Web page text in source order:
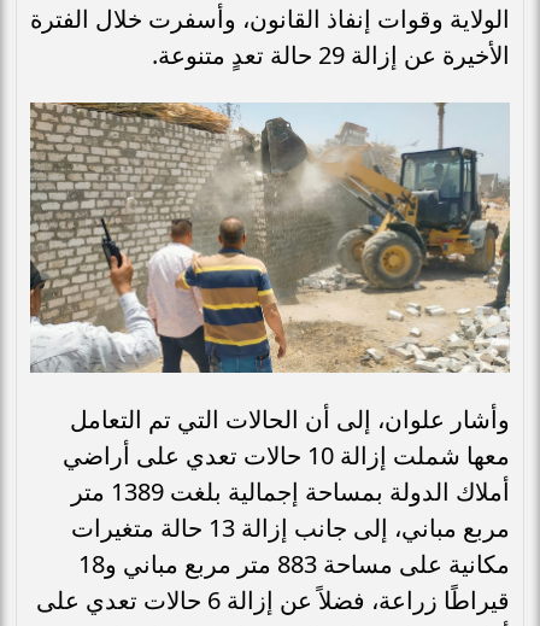
الولاية وقوات إنفاذ القانون، وأسفرت خلال الفترة
الأخيرة عن إزالة 29 حالة تعدٍ متنوعة.
وأشار علوان، إلى أن الحالات التي تم التعامل
معها شملت إزالة 10 حالات تعدي على أراضي
أملاك الدولة بمساحة إجمالية بلغت 1389 متر
مربع مباني، إلى جانب إزالة 13 حالة متغيرات
مكانية على مساحة 883 متر مربع مباني و18
قيراطًا زراعة، فضلاً عن إزالة 6 حالات تعدي على